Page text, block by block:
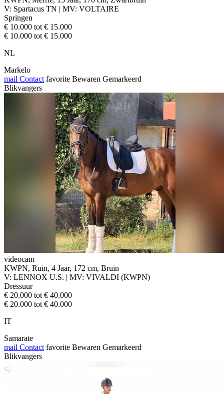
V: Spartacus TN | MV: VOLTAIRE
Springen
€ 10.000 tot € 15.000
€ 10.000 tot € 15.000
NL
Markelo
mail Contact favorite Bewaren Gemarkeerd
Blikvangers
videocam
KWPN, Ruin, 4 Jaar, 172 cm, Bruin
V: LENNOX U.S. | MV: VIVALDI (KWPN)
Dressuur
€ 20.000 tot € 40.000
€ 20.000 tot € 40.000
IT
Samarate
mail Contact favorite Bewaren Gemarkeerd
Blikvangers